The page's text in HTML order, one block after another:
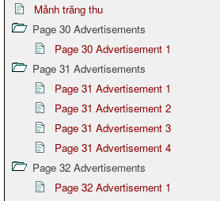
Mảnh trăng thu
Page 30 Advertisements
Page 30 Advertisement 1
Page 31 Advertisements
Page 31 Advertisement 1
Page 31 Advertisement 2
Page 31 Advertisement 3
Page 31 Advertisement 4
Page 32 Advertisements
Page 32 Advertisement 1